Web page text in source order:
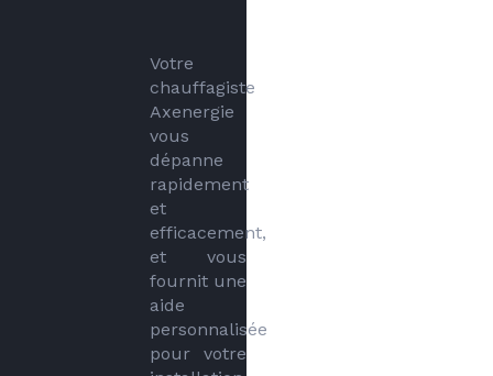
Votre
chauffagiste
Axenergie
vous
dépanne
rapidement
et
efficacement,
et vous
fournit une
aide
personnalisée
pour votre